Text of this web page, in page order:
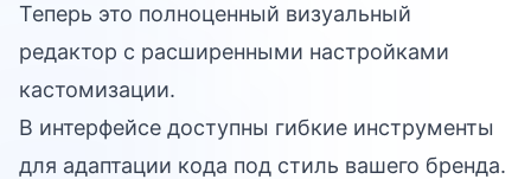
Теперь это полноценный визуальный
редактор с расширенными настройками
кастомизации.
В интерфейсе доступны гибкие инструменты
для адаптации кода под стиль вашего бренда.